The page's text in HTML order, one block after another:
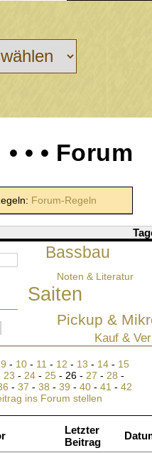
• • • Forum
Forum-Regeln
Saiten
Bassbau
Pickup &
Kauf &
Noten & Literatur
9 - 10 - 11 - 12 - 13 - 14 - 15
23 - 24 - 25 - 26 - 27 - 28 -
- 37 - 38 - 39 - 40 - 41 - 42
ins Forum stellen
Letzter
Beitrag